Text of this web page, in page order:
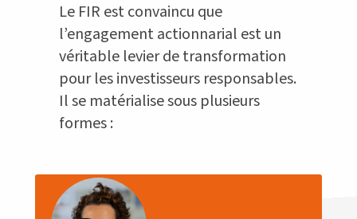
Le FIR est convaincu que
l’engagement actionnarial est un
véritable levier de transformation
pour les investisseurs responsables.
Il se matérialise sous plusieurs
formes :